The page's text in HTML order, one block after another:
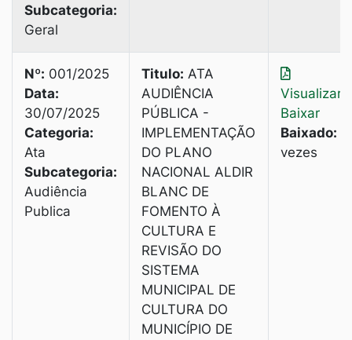
Subcategoria:
Geral
Nº: 001/2025
Data:
30/07/2025
Categoria:
Ata
Subcategoria:
Audiência
Publica
Titulo: ATA
AUDIÊNCIA
PÚBLICA -
IMPLEMENTAÇÃO
DO PLANO
NACIONAL ALDIR
BLANC DE
FOMENTO À
CULTURA E
REVISÃO DO
SISTEMА
MUNICIPAL DE
CULTURA DO
MUNICÍPIO DE
Visualizar
Baixar
Baixado:
vezes